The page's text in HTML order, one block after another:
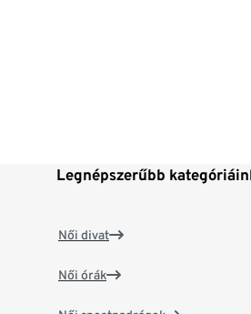
Legnépszerűbb
Női divat
Női órák